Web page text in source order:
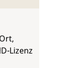
Lizenz